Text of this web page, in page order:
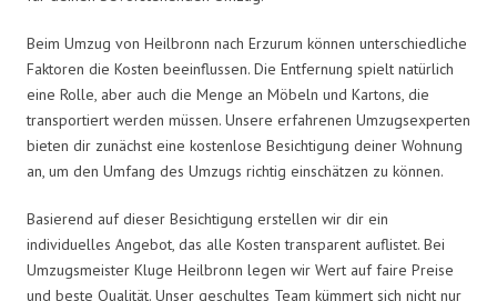
Beim Umzug von Heilbronn nach Erzurum können unterschiedliche
Faktoren die Kosten beeinflussen. Die Entfernung spielt natürlich
eine Rolle, aber auch die Menge an Möbeln und Kartons, die
transportiert werden müssen. Unsere erfahrenen Umzugsexperten
bieten dir zunächst eine kostenlose Besichtigung deiner Wohnung
an, um den Umfang des Umzugs richtig einschätzen zu können.
Basierend auf dieser Besichtigung erstellen wir dir ein
individuelles Angebot, das alle Kosten transparent auflistet. Bei
Umzugsmeister Kluge Heilbronn legen wir Wert auf faire Preise
und beste Qualität. Unser geschultes Team kümmert sich nicht nur